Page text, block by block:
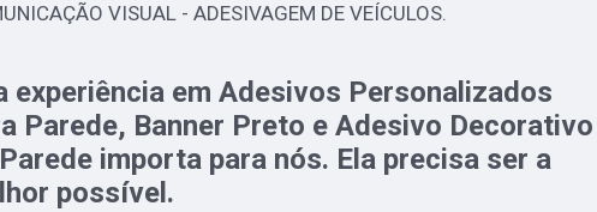
VISUAL - ADESIVAGEM DE VEÍCULOS.
experiência em Adesivos Personalizados
Parede, Banner Preto e Adesivo Decorativo
importa para nós. Ela precisa ser a
possível.